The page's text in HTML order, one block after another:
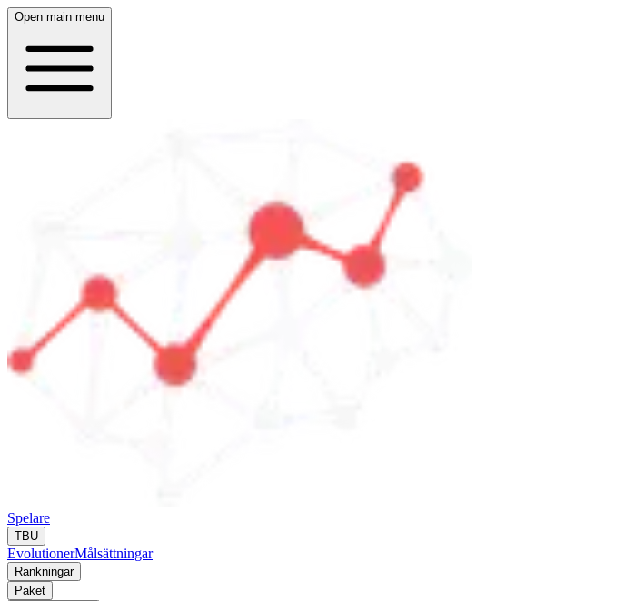
Open main menu
Spelare
TBU
EvolutionerMålsättningar
Rankningar
Paket